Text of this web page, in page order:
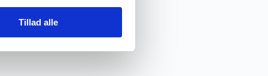
Tillad alle